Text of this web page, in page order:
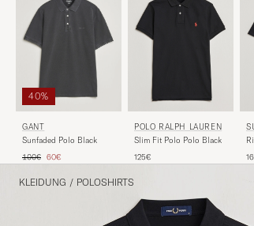
40%
GANT
Sunfaded Polo Black
Regulärer Preis
100€ Reduzierter Preis
60€
POLO RALPH LAUREN
Slim Fit Polo Polo Black
125€
KLEIDUNG / POLOSHIRTS